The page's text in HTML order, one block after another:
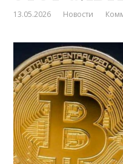
13.05.2026 Новости